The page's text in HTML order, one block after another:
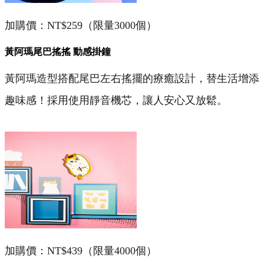
加購價：NT$259（限量3000個）
黃阿瑪尾巴搖搖 動感掛鐘
黃阿瑪造型搭配尾巴左右搖擺的療癒設計，替生活增添
趣味感！採用使用靜音機芯，讓人安心又放鬆。
加購價：NT$439（限量4000個）